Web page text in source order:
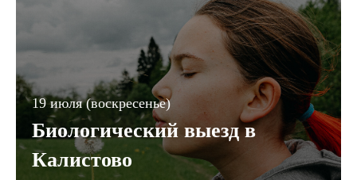
19 июля (воскресенье)
Биологический выезд в
Калистово